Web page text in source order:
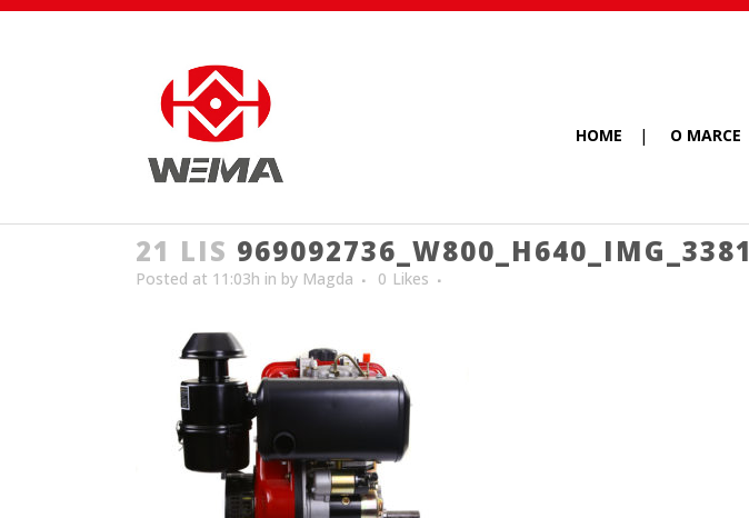
HOME O MARCE
21 LIS 969092736_W800_H640_IMG_3381
Posted at 11:03h in by Magda 0 Likes